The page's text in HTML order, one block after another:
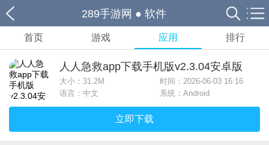
289手游网 ● 软件
首页 游戏 应用 排行
人人急救app下载手机版v2.3.04安卓版
大小： 31.2M
时间：2026-06-03 16:16
语言：中文
系统：Android
立即下载